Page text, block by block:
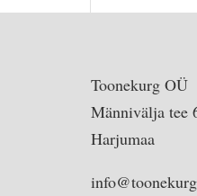
Toonekurg OÜ
Männivälja tee
Harjumaa